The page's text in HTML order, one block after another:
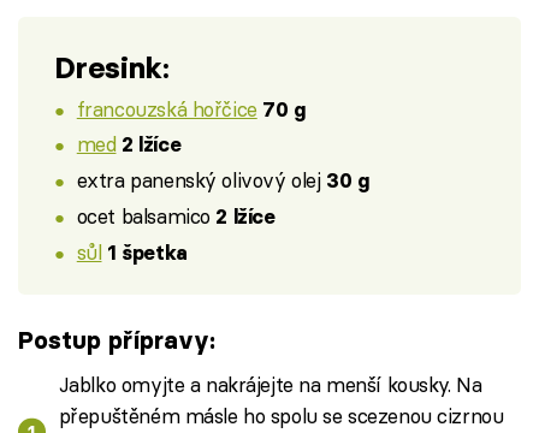
Dresink:
francouzská hořčice 70 g
med 2 lžíce
extra panenský olivový olej 30 g
ocet balsamico 2 lžíce
sůl 1 špetka
Postup přípravy:
Jablko omyjte a nakrájejte na menší kousky. Na
přepuštěném másle ho spolu se scezenou cizrnou